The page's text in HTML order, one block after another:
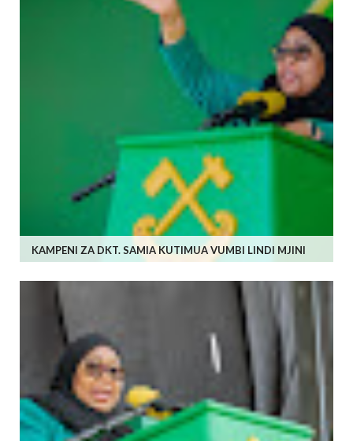
KAMPENI ZA DKT. SAMIA KUTIMUA VUMBI LINDI MJINI